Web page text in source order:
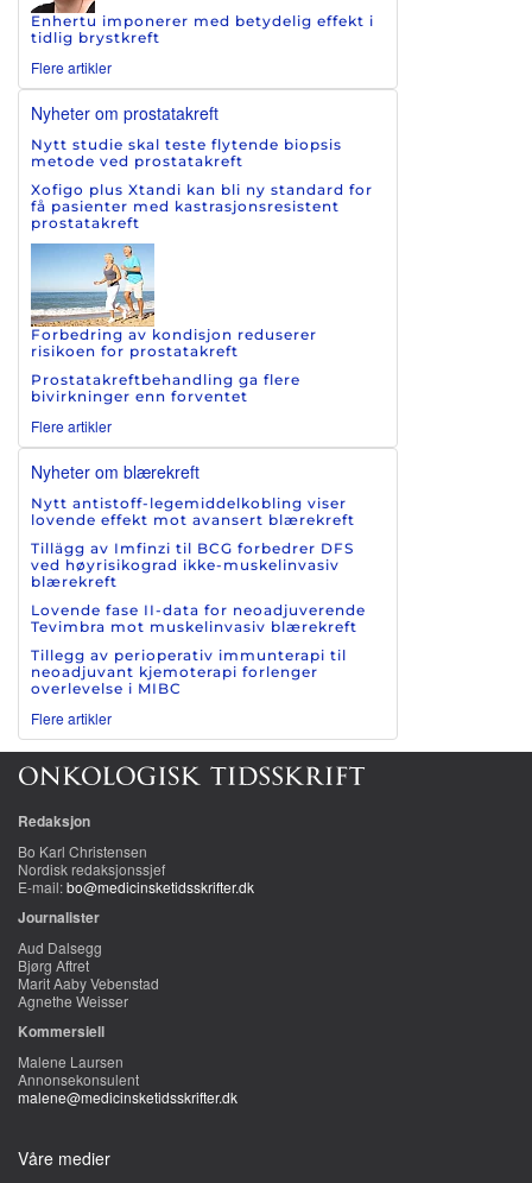
Enhertu imponerer med betydelig effekt i
tidlig brystkreft
Flere artikler
Nyheter om prostatakreft
Nytt studie skal teste flytende biopsis
metode ved prostatakreft
Xofigo plus Xtandi kan bli ny standard for
få pasienter med kastrasjonsresistent
prostatakreft
Forbedring av kondisjon reduserer
risikoen for prostatakreft
Prostatakreftbehandling ga flere
bivirkninger enn forventet
Flere artikler
Nyheter om blærekreft
Nytt antistoff-legemiddelkobling viser
lovende effekt mot avansert blærekreft
Tillägg av Imfinzi til BCG forbedrer DFS
ved høyrisikograd ikke-muskelinvasiv
blærekreft
Lovende fase II-data for neoadjuverende
Tevimbra mot muskelinvasiv blærekreft
Tillegg av perioperativ immunterapi til
neoadjuvant kjemoterapi forlenger
overlevelse i MIBC
Flere artikler
Redaksjon
Bo Karl Christensen
Nordisk redaksjonssjef
E-mail:bo@medicinsketidsskrifter.dk
Journalister
Aud Dalsegg
Bjørg Aftret
Marit Aaby Vebenstad
Agnethe Weisser
Kommersiell
Malene Laursen
Annonsekonsulent
malene@medicinsketidsskrifter.dk
Våre medier